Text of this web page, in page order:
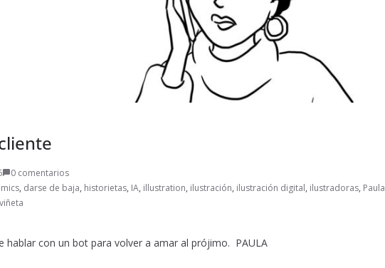
0 comentarios
, darse de baja, historietas, IA, illustration, ilustración, ilustración digital, ilustradoras, Paula
viñeta
hablar con un bot para volver a amar al prójimo. PAULA